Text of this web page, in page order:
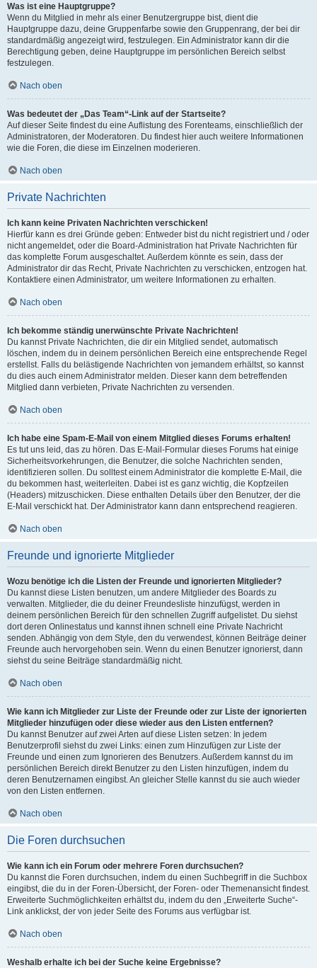
Was ist eine Hauptgruppe?
Wenn du Mitglied in mehr als einer Benutzergruppe bist, dient die
Hauptgruppe dazu, deine Gruppenfarbe sowie den Gruppenrang, der bei dir
standardmäßig angezeigt wird, festzulegen. Ein Administrator kann dir die
Berechtigung geben, deine Hauptgruppe im persönlichen Bereich selbst
festzulegen.
Nach oben
Was bedeutet der „Das Team“-Link auf der Startseite?
Auf dieser Seite findest du eine Auflistung des Forenteams, einschließlich der
Administratoren, der Moderatoren. Du findest hier auch weitere Informationen
wie die Foren, die diese im Einzelnen moderieren.
Nach oben
Private Nachrichten
Ich kann keine Privaten Nachrichten verschicken!
Hierfür kann es drei Gründe geben: Entweder bist du nicht registriert und / oder
nicht angemeldet, oder die Board-Administration hat Private Nachrichten für
das komplette Forum ausgeschaltet. Außerdem könnte es sein, dass der
Administrator dir das Recht, Private Nachrichten zu verschicken, entzogen hat.
Kontaktiere einen Administrator, um weitere Informationen zu erhalten.
Nach oben
Ich bekomme ständig unerwünschte Private Nachrichten!
Du kannst Private Nachrichten, die dir ein Mitglied sendet, automatisch
löschen, indem du in deinem persönlichen Bereich eine entsprechende Regel
erstellst. Falls du belästigende Nachrichten von jemandem erhältst, so kannst
du dies auch einem Administrator melden. Dieser kann dem betreffenden
Mitglied dann verbieten, Private Nachrichten zu versenden.
Nach oben
Ich habe eine Spam-E-Mail von einem Mitglied dieses Forums erhalten!
Es tut uns leid, das zu hören. Das E-Mail-Formular dieses Forums hat einige
Sicherheitsvorkehrungen, die Benutzer, die solche Nachrichten senden,
identifizieren sollen. Du solltest einem Administrator die komplette E-Mail, die
du bekommen hast, weiterleiten. Dabei ist es ganz wichtig, die Kopfzeilen
(Headers) mitzuschicken. Diese enthalten Details über den Benutzer, der die
E-Mail verschickt hat. Der Administrator kann dann entsprechend reagieren.
Nach oben
Freunde und ignorierte Mitglieder
Wozu benötige ich die Listen der Freunde und ignorierten Mitglieder?
Du kannst diese Listen benutzen, um andere Mitglieder des Boards zu
verwalten. Mitglieder, die du deiner Freundesliste hinzufügst, werden in
deinem persönlichen Bereich für den schnellen Zugriff aufgelistet. Du siehst
dort deren Onlinestatus und kannst ihnen schnell eine Private Nachricht
senden. Abhängig von dem Style, den du verwendest, können Beiträge deiner
Freunde auch hervorgehoben sein. Wenn du einen Benutzer ignorierst, dann
siehst du seine Beiträge standardmäßig nicht.
Nach oben
Wie kann ich Mitglieder zur Liste der Freunde oder zur Liste der ignorierten
Mitglieder hinzufügen oder diese wieder aus den Listen entfernen?
Du kannst Benutzer auf zwei Arten auf diese Listen setzen: In jedem
Benutzerprofil siehst du zwei Links: einen zum Hinzufügen zur Liste der
Freunde und einen zum Ignorieren des Benutzers. Außerdem kannst du im
persönlichen Bereich direkt Benutzer zu den Listen hinzufügen, indem du
deren Benutzernamen eingibst. An gleicher Stelle kannst du sie auch wieder
von den Listen entfernen.
Nach oben
Die Foren durchsuchen
Wie kann ich ein Forum oder mehrere Foren durchsuchen?
Du kannst die Foren durchsuchen, indem du einen Suchbegriff in die Suchbox
eingibst, die du in der Foren-Übersicht, der Foren- oder Themenansicht findest.
Erweiterte Suchmöglichkeiten erhältst du, indem du den „Erweiterte Suche“-
Link anklickst, der von jeder Seite des Forums aus verfügbar ist.
Nach oben
Weshalb erhalte ich bei der Suche keine Ergebnisse?